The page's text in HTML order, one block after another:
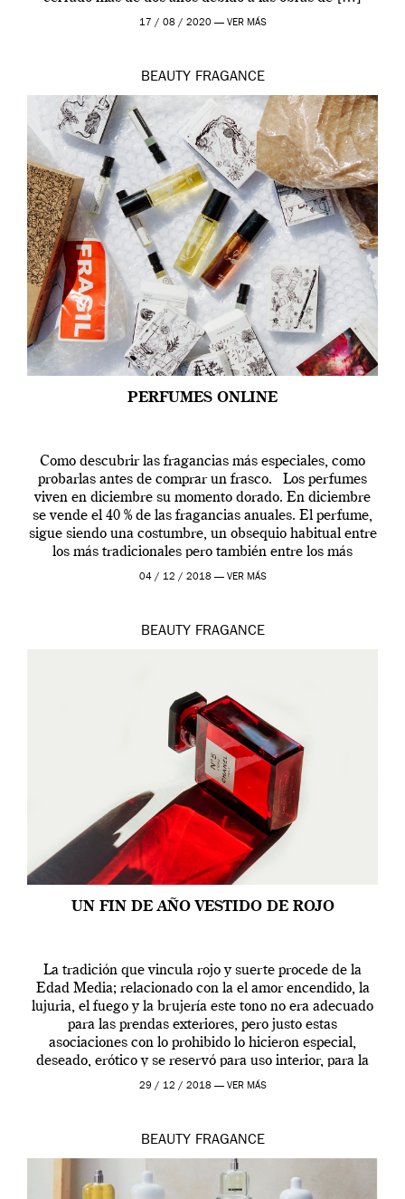
17 / 08 / 2020 — VER MÁS
BEAUTY FRAGANCE
PERFUMES ONLINE
Como descubrir las fragancias más especiales, como
probarlas antes de comprar un frasco. Los perfumes
viven en diciembre su momento dorado. En diciembre
se vende el 40 % de las fragancias anuales. El perfume,
sigue siendo una costumbre, un obsequio habitual entre
los más tradicionales pero también entre los más
modernos. Estos días ha […]
04 / 12 / 2018 — VER MÁS
BEAUTY FRAGANCE
UN FIN DE AÑO VESTIDO DE ROJO
La tradición que vincula rojo y suerte procede de la
Edad Media; relacionado con la el amor encendido, la
lujuria, el fuego y la brujería este tono no era adecuado
para las prendas exteriores, pero justo estas
asociaciones con lo prohibido lo hicieron especial,
deseado, erótico y se reservó para uso interior, para la
ropa […]
29 / 12 / 2018 — VER MÁS
BEAUTY FRAGANCE